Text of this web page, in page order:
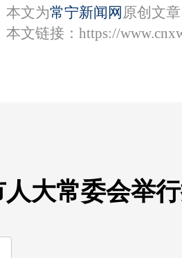
本文为常宁新闻网 原创文
本文链接： https://
人大常委会举